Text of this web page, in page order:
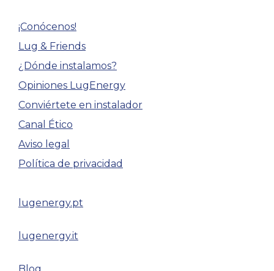
¡Conócenos!
Lug & Friends
¿Dónde instalamos?
Opiniones LugEnergy
Conviértete en instalador
Canal Ético
Aviso legal
Política de privacidad
lugenergy.pt
lugenergy.it